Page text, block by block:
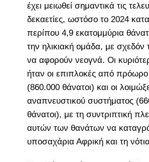
έχει μειωθεί σημαντικά τις
δεκαετίες, ωστόσο το 2024
περίπου 4,9 εκατομμύρια
την ηλικιακή ομάδα, με σχεδόν
να αφορούν νεογνά. Οι
ήταν οι επιπλοκές από πρόωρο
(860.000 θάνατοι) και οι
αναπνευστικού συστήματος
θάνατοι), με τη συντριπτική
αυτών των θανάτων να
υποσαχάρια Αφρική και τη